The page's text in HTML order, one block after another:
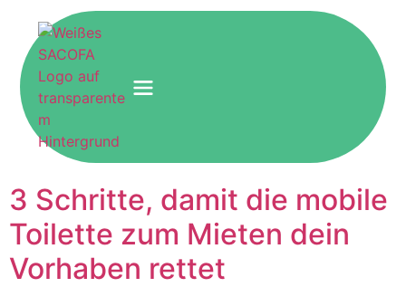
3 Schritte, damit die mobile
Toilette zum Mieten dein
Vorhaben rettet